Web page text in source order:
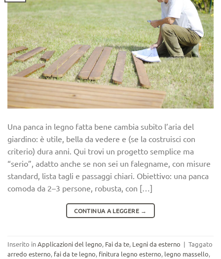
Una panca in legno fatta bene cambia subito l’aria del
giardino: è utile, bella da vedere e (se la costruisci con
criterio) dura anni. Qui trovi un progetto semplice ma
“serio”, adatto anche se non sei un falegname, con misure
standard, lista tagli e passaggi chiari. Obiettivo: una panca
comoda da 2–3 persone, robusta, con […]
CONTINUA A LEGGERE →
Inserito inApplicazioni del legno, Fai da te, Legni da esterno | Taggato
arredo esterno, fai da te legno, finitura legno esterno, legno massello,